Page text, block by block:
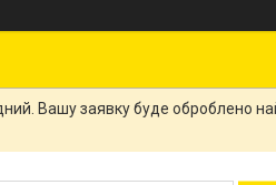
Вашу заявку буде оброблено